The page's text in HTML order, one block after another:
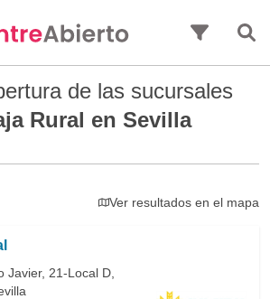
de las sucursales
Rural en Sevilla
Ver resultados en el mapa
Javier, 21-Local D,